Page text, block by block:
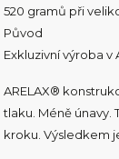
520 gramů při
Původ
Exkluzivní výroba v
ARELAX®
tlaku. Méně
kroku. Výsledkem